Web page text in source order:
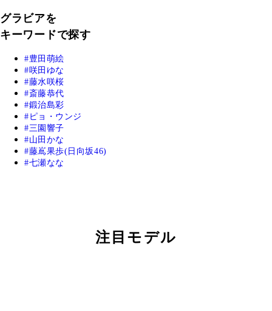
グラビアを
キーワードで探す
豊田萌絵
咲田ゆな
藤水咲桜
斎藤恭代
鍛治島彩
ピョ・ウンジ
三園響子
山田かな
藤嶌果歩(日向坂46)
七瀬なな
注目モデル